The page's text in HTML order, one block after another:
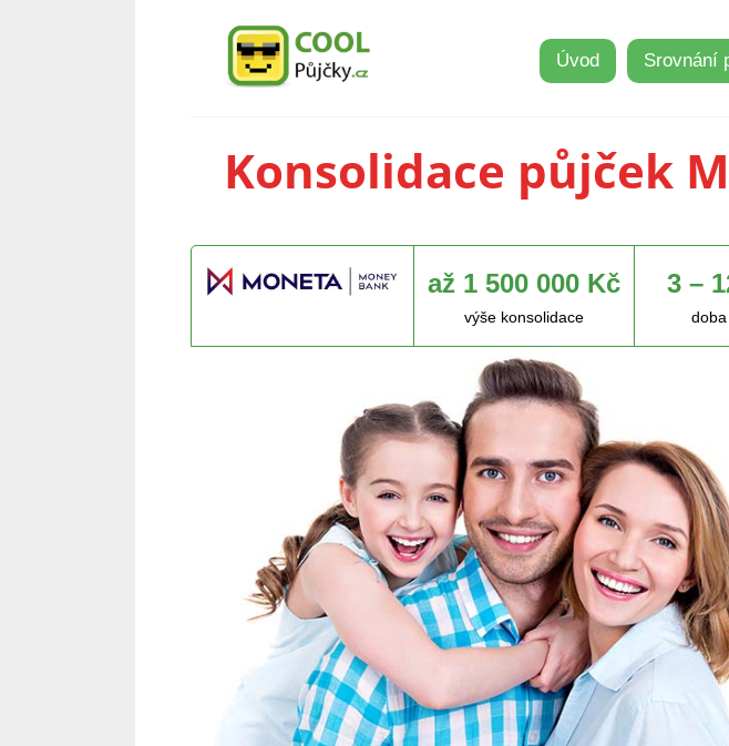
Úvod Srovnání
Konsolidace půjček
až 1 500 000 Kč
výše konsolidace
3 –